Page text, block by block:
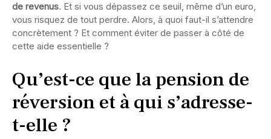
de revenus. Et si vous dépassez ce seuil, même d’un euro,
vous risquez de tout perdre. Alors, à quoi faut-il s’attendre
concrètement ? Et comment éviter de passer à côté de
cette aide essentielle ?
Qu’est-ce que la pension de
réversion et à qui s’adresse-
t-elle ?